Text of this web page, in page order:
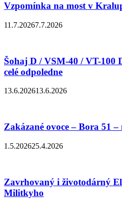
Vzpomínka na most v
11.7.20267.7.2026
Šohaj D / VSM-40 / VT-100
celé odpoledne
13.6.202613.6.2026
Zakázané ovoce – Bora 51
1.5.202625.4.2026
Zavrhovaný i životodárný
Militkyho